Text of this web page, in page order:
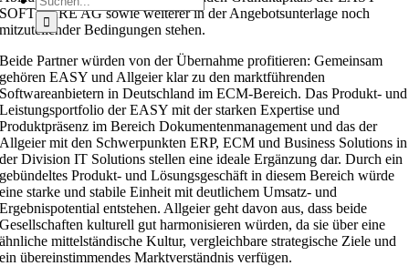
nach:
SOFTWARE AG sowie weiterer in der Angebotsunterlage noch
mitzuteilender Bedingungen stehen.
Beide Partner würden von der Übernahme profitieren: Gemeinsam
gehören EASY und Allgeier klar zu den marktführenden
Softwareanbietern in Deutschland im ECM-Bereich. Das Produkt- und
Leistungsportfolio der EASY mit der starken Expertise und
Produktpräsenz im Bereich Dokumentenmanagement und das der
Allgeier mit den Schwerpunkten ERP, ECM und Business Solutions in
der Division IT Solutions stellen eine ideale Ergänzung dar. Durch ein
gebündeltes Produkt- und Lösungsgeschäft in diesem Bereich würde
eine starke und stabile Einheit mit deutlichem Umsatz- und
Ergebnispotential entstehen. Allgeier geht davon aus, dass beide
Gesellschaften kulturell gut harmonisieren würden, da sie über eine
ähnliche mittelständische Kultur, vergleichbare strategische Ziele und
ein übereinstimmendes Marktverständnis verfügen.